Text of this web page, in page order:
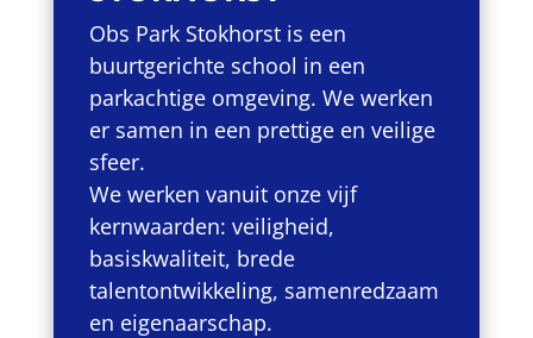
Obs Park Stokhorst is een
buurtgerichte school in een
parkachtige omgeving. We werken
er samen in een prettige en veilige
sfeer.
We werken vanuit onze vijf
kernwaarden: veiligheid,
basiskwaliteit, brede
talentontwikkeling, samenredzaam
en eigenaarschap.